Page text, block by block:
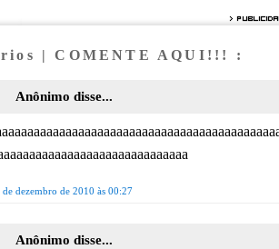
| COMENTE AQUI!!! :
Anônimo disse...
de dezembro de 2010 às 00:27
Anônimo disse...